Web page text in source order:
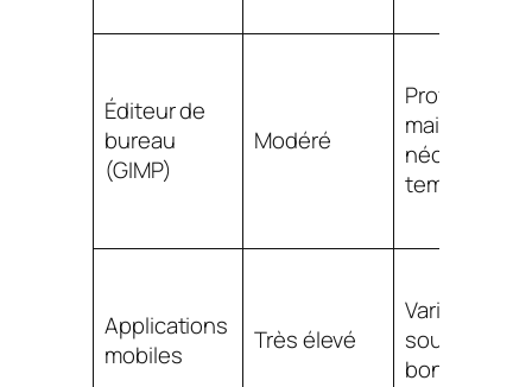
Éditeur de
bureau
(GIMP)
Modéré
mais
nécessite
temps
Applications
mobiles
Très élevé
Variable,
souvent
bonne